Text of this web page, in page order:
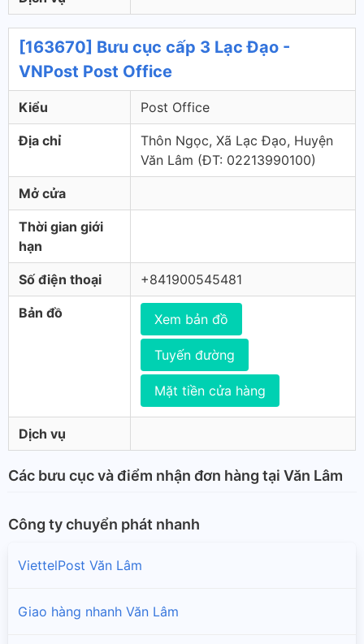
[163670] Bưu cục cấp 3 Lạc Đạo -
VNPost Post Office
Kiểu Post Office
Địa chỉ
Thôn Ngọc, Xã Lạc Đạo, Huyện
Văn Lâm (ÐT: 02213990100)
Mở cửa
Thời gian giới
hạn
Số điện thoại +841900545481
Bản đồ Xem bản đồ
Tuyến đường
Mặt tiền cửa hàng
Dịch vụ
Các bưu cục và điểm nhận đơn hàng tại Văn Lâm
Công ty chuyển phát nhanh
ViettelPost Văn Lâm
Giao hàng nhanh Văn Lâm